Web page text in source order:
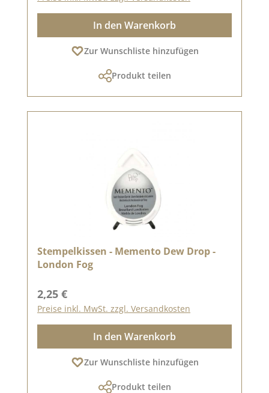
In den Warenkorb
Zur Wunschliste hinzufügen
Produkt teilen
Stempelkissen - Memento Dew Drop -
London Fog
Regulärer Preis:
2,25 €
Preise inkl. MwSt. zzgl. Versandkosten
In den Warenkorb
Zur Wunschliste hinzufügen
Produkt teilen